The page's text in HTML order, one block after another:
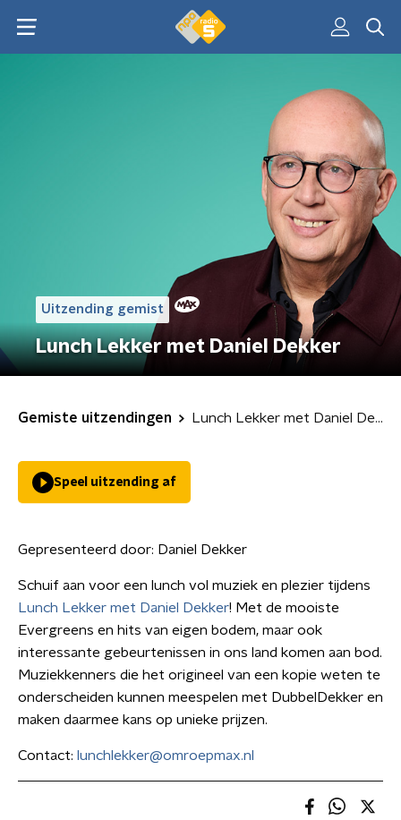
Uitzending gemist
Lunch Lekker met Daniel Dekker
Gemiste uitzendingen Lunch Lekker met Daniel Dekker
Speel uitzending af
Gepresenteerd door: Daniel Dekker
Schuif aan voor een lunch vol muziek en plezier tijdens
Lunch Lekker met Daniel Dekker! Met de mooiste
Evergreens en hits van eigen bodem, maar ook
interessante gebeurtenissen in ons land komen aan bod.
Muziekkenners die het origineel van een kopie weten te
onderscheiden kunnen meespelen met DubbelDekker en
maken daarmee kans op unieke prijzen.
Contact: lunchlekker@omroepmax.nl